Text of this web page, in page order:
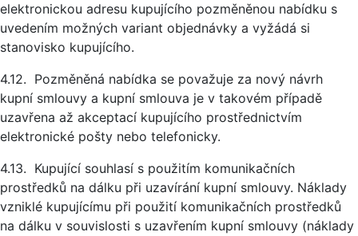
elektronickou adresu kupujícího pozměněnou nabídku s
uvedením možných variant objednávky a vyžádá si
stanovisko kupujícího.
4.12. Pozměněná nabídka se považuje za nový návrh
kupní smlouvy a kupní smlouva je v takovém případě
uzavřena až akceptací kupujícího prostřednictvím
elektronické pošty nebo telefonicky.
4.13. Kupující souhlasí s použitím komunikačních
prostředků na dálku při uzavírání kupní smlouvy. Náklady
vzniklé kupujícímu při použití komunikačních prostředků
na dálku v souvislosti s uzavřením kupní smlouvy (náklady